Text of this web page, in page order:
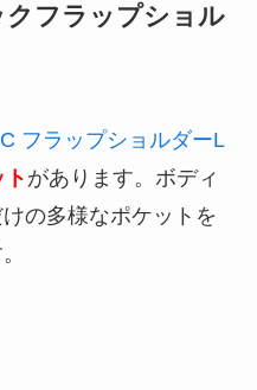
フラップショル
フラップショルダーL
があります。ボディ
の多様なポケットを